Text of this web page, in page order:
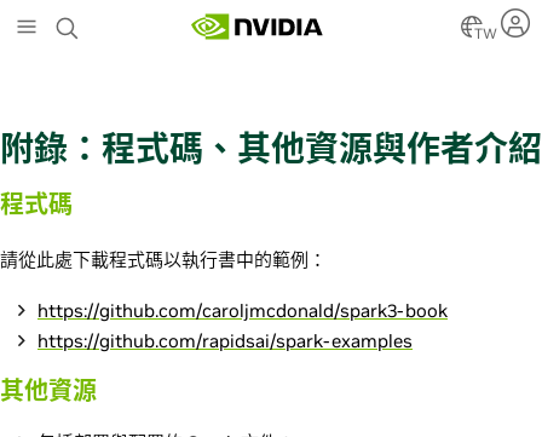
o
m
i
c
n
t
TW
附錄：程式碼、其他資源與作者介紹
程式碼
請從此處下載程式碼以執行書中的範例：
https://github.com/caroljmcdonald/spark3-book
https://github.com/rapidsai/spark-examples
其他資源